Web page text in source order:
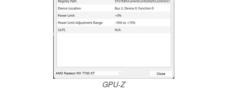
GPU-Z